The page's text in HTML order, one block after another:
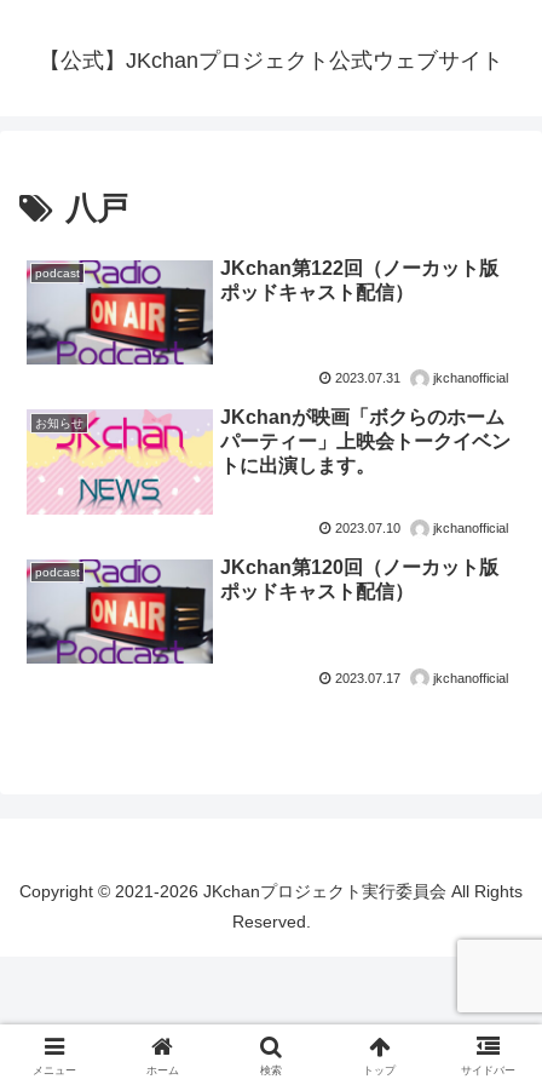
【公式】JKchanプロジェクト公式ウェブサイト
八戸
podcast
JKchan第122回（ノーカット版
ポッドキャスト配信）
2023.07.31 jkchanofficial
お知らせ
JKchanが映画「ボクらのホーム
パーティー」上映会トークイベン
トに出演します。
2023.07.10 jkchanofficial
podcast
JKchan第120回（ノーカット版
ポッドキャスト配信）
2023.07.17 jkchanofficial
Copyright © 2021-2026 JKchanプロジェクト実行委員会 All Rights
Reserved.
メニュー ホーム 検索 トップ サイドバー